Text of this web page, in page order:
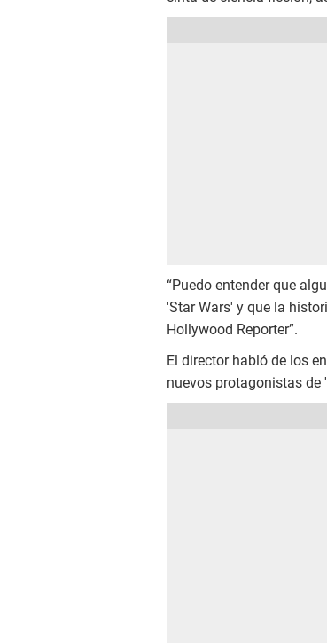
“Puedo entender que
'Star Wars' y que la
Hollywood Reporter”.
El director habló de los
nuevos protagonistas de